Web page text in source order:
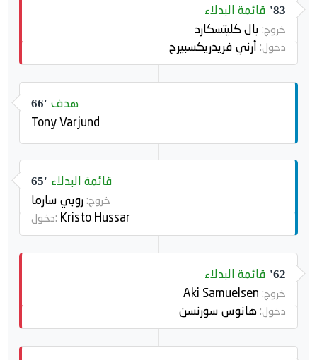
83' قائمة البدلاء
خروج: بال كليتسكارد
دخول: أرني فريدريكسبيرج
66' هدف
Tony Varjund
65' قائمة البدلاء
خروج:روبي سارما
دخول: Kristo Hussar
62' قائمة البدلاء
خروج:
دخول:هانوس سورنسن